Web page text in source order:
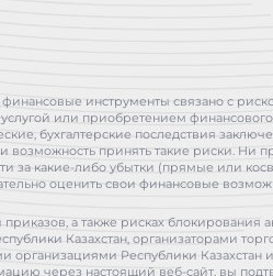
инструменты связано с
или приобретением
бухгалтерские последствия
возможность принять такие риски.
за какие-либо убытки (прямые
оценить свои финансовые
а также рисках
Казахстан, организаторами
организациями Республики
через настоящий веб-сайт, вы